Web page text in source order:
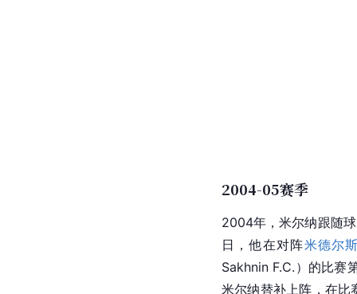
2004-05赛季
2004年，米尔纳跟随
日，他在对阵米德尔
Sakhnin F.C.）的比赛
米尔纳替补上阵，在比